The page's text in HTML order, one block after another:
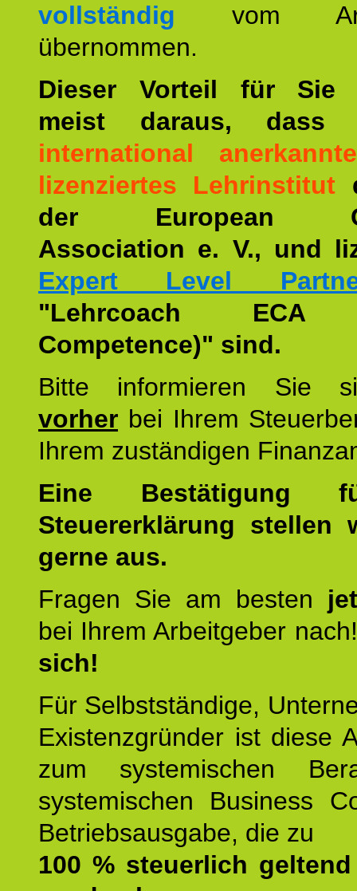
vollständig vom
übernommen.
Dieser Vorteil für Sie
meist daraus,
international
lizenziertes Lehrinstitut
der European
Association e. V., und
Expert Level
"Lehrcoach ECA
Competence)" sind.
Bitte informieren Sie
vorher bei Ihrem
Ihrem zuständigen
Eine Bestätigung
Steuererklärung stellen
gerne aus.
Fragen Sie am besten
bei Ihrem Arbeitgeber
sich!
Für Selbstständige,
Existenzgründer ist diese
zum systemischen
systemischen Business
Betriebsausgabe, die zu
100 % steuerlich